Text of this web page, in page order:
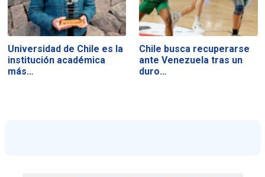
Universidad de Chile es la
institución académica
más…
Chile busca recuperarse
ante Venezuela tras un
duro…